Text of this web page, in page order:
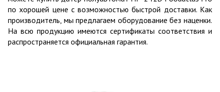
по хорошей цене с возможностью быстрой доставки. Как
производитель, мы предлагаем оборудование без наценки.
На всю продукцию имеются сертификаты соответствия и
распространяется официальная гарантия.